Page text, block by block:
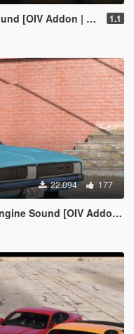
Addon | FiveM] 1.1
22.094 177
[OIV Addon | FiveM]